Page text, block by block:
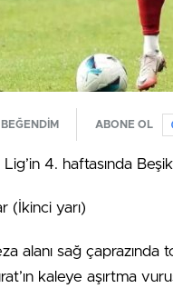
BEĞENDİM ABONE OL
4. haftasında
(İkinci yarı)
alanı sağ çaprazında
kaleye aşırtma